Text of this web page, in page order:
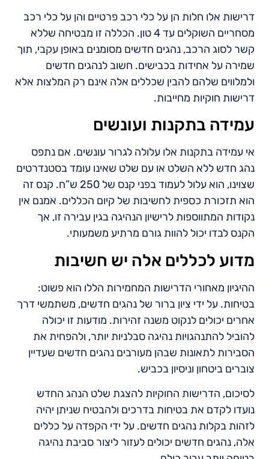
דרישות אלו חלות הן על כלי רכב פרטיים והן על כלי רכב
מסחריים השוקלים עד 4 טון. הכללה זו מבטיחה שללא
קשר לסוג הרכב, נהגים חדשים מסומנים באופן עקבי, תוך
שמירה על אחידות בכבישים. חשוב לנהגים חדשים
ולמלווים שלהם להבין שכללים אלה אינם רק המלצות אלא
דרישות חוקיות מחייבות.
עמידה בתקנות ועונשים
אי עמידה בתקנות אלו עלולה לגרור עונשים. אם נתפס
נהג חדש ללא השלט או עם שלט שאינו עומד בסטנדרטים
שצוינו, הוא עלול לעמוד בפני קנס של 250 ש”ח. קנס זה
הוא תזכורת כספית לחשיבות של קיום הכללים. אמנם אין
נקודות המתווספות לרישיון הנהיגה בגין עבירה זו, אך
הקנס לבדו יכול להוות גורם מרתיע משמעותי.
מדוע לכללים אלה יש חשיבות
ההיגיון מאחורי הדרישות המחמירות הללו הוא פשוט:
בטיחות. על ידי ציון ברור של נהגים חדשים, משתמשי דרך
אחרים יכולים לנקוט משנה זהירות. מודעות זו יכולה
להוביל להתנהגויות נהיגה סבלניות יותר, ולהפחית את
הסבירות לתאונות שבהן מעורבים נהגים חדשים שעדיין
צוברים ביטחון וניסיון בכביש.
לסיכום, הדרישות החוקיות להצגת שלט הנהג החדש
נועדו לקדם את בטיחות בדרכים ולהבטיח שניתן יהיה
לזהות בקלות נהגים חדשים. על ידי הקפדה על כללים
אלה, נהגים חדשים יכולים לעזור ליצור סביבת נהיגה